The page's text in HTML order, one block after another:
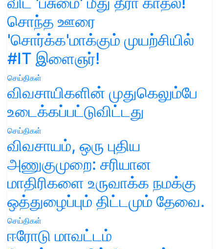
சொந்த ஊரை
'சொர்க்க'மாக்கும் முயற்சியில்
#IT இளைஞர்!
செய்திகள்
விவசாயிகளின் முதுகெலும்பே
உடைக்கப்பட்டுவிட்டது
செய்திகள்
விவசாயம், ஒரு புதிய
அணுகுமுறை: சரியான
மாதிரிகளை உருவாக்க நமக்கு
ஒத்துழைப்பும் திட்டமும் தேவை.
செய்திகள்
ஈரோடு மாவட்டம்